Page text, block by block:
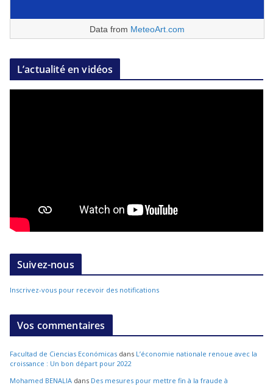
Data from MeteoArt.com
L’actualité en vidéos
Suivez-nous
Inscrivez-vous pour recevoir des notifications
Vos commentaires
Facultad de Ciencias Económicas dans L’économie nationale renoue avec la
croissance : Un bon départ pour 2022
Mohamed BENALIA dans Des mesures pour mettre fin à la fraude à